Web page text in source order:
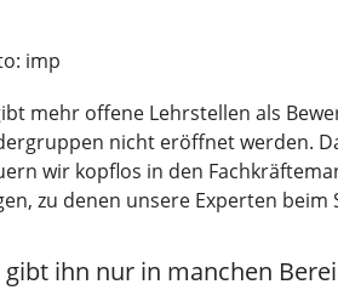
imp
mehr offene Lehrstellen als
nicht eröffnet werden.
wir kopflos in den
zu denen unsere Experten
gibt ihn nur in manchen